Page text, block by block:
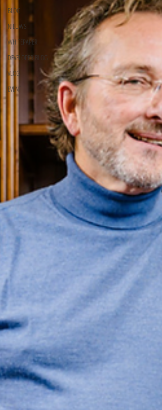
BLOG
NIEUWS
WHITEPAPER
DEVELOPER BLOG
VLOG
EVENT